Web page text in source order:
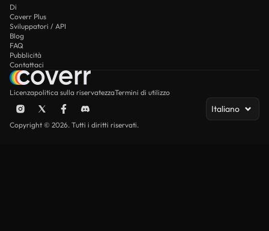
Di
Coverr Plus
Sviluppatori / API
Blog
FAQ
Pubblicità
Contattaci
Licenzapolitica sulla riservatezzaTermini di utilizzo
Italiano
Copyright © 2026. Tutti i diritti riservati.